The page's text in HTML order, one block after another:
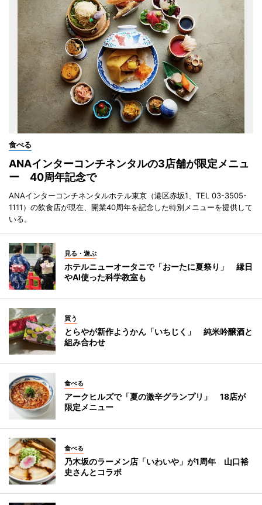
食べる
ANAインターコンチネンタルの3店舗が限定メニュ
ー 40周年記念で
ANAインターコンチネンタルホテル東京（港区赤坂1、TEL 03-3505-
1111）の飲食店が現在、開業40周年を記念した特別メニューを提供して
いる。
見る・遊ぶ
ホテルニューオータニで「おーたに夏祭り」 縁日
やAI使った科学教室も
買う
とらやが新作ようかん「いちじく」 純米吟醸酒と
組み合わせ
食べる
アークヒルズで「夏の激辛グランプリ」 18店が
限定メニュー
食べる
乃木坂のラーメン店「いわいや」が1周年 山口裕
史さんとコラボ